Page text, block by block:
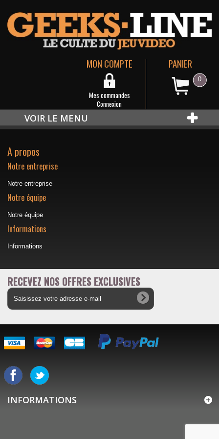
MON COMPTE
Mes commandes
Connexion
PANIER
0
VOIR LE MENU
A propos
Notre entreprise
Notre entreprise
Notre équipe
Notre équipe
Informations
Informations
RECEVEZ NOS OFFRES EXCLUSIVES
INFORMATIONS